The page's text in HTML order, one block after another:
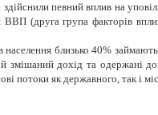
певний вплив на
ВВП (друга група факторів
близько 40%
дохід та одержані
потоки як державного, так і